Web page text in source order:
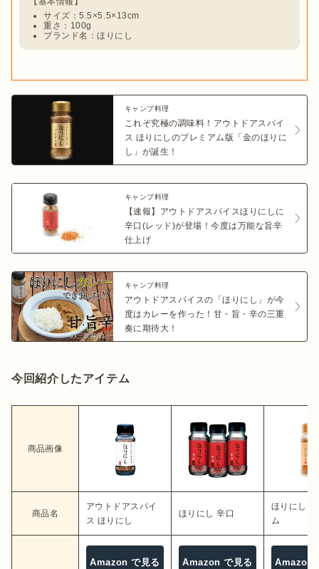
サイズ：5.5×5.5×13cm
重さ：100g
ブランド名：ほりにし
キャンプ料理
これぞ究極の調味料！アウトドアスパイ
ス ほりにしのプレミアム版「金のほりに
し」が誕生！
キャンプ料理
【速報】アウトドアスパイスほりにしに
辛口(レッド)が登場！今度は万能な旨辛
仕上げ
キャンプ料理
アウトドアスパイスの「ほりにし」が今
度はカレーを作った！甘・旨・辛の三重
奏に期待大！
今回紹介したアイテム
商品画像
商品名
アウトドアスパイ
ス ほりにし
ほりにし 辛口
ほりにし
ム
Amazon で見る Amazon で見る Amazon